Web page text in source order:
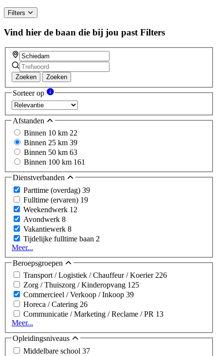
ignore
this
field
Filters
Vind hier de baan die bij jou past Filters
Zoeken Zoeken
Sorteer op
Afstanden
Binnen 10 km 22
Binnen 25 km 39
Binnen 50 km 63
Binnen 100 km 161
Dienstverbanden
Parttime (overdag) 39
Fulltime (ervaren) 19
Weekendwerk 12
Avondwerk 8
Vakantiewerk 8
Tijdelijke fulltime baan 2
Meer...
Beroepsgroepen
Transport / Logistiek / Chauffeur / Koerier226
Zorg / Thuiszorg / Kinderopvang 125
Commercieel / Verkoop / Inkoop 39
Horeca / Catering 26
Communicatie / Marketing / Reclame / PR 13
Meer...
Opleidingsniveaus
Middelbare school 37